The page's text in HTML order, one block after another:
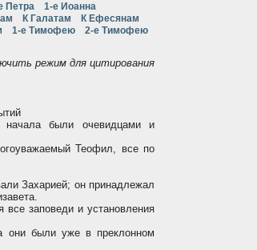
Петра
1-е Иоанна
К Галатам
К Ефесянам
1-е Тимофею
2-е Тимофею
режим для цитирования
были очевидцами и
Теофил, все по
Захарией; он принадлежал
заповеди и установления
они были уже в преклонном